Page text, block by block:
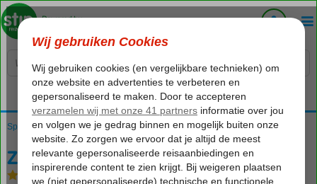
Voelt als thuiskomen...
Spanje Balearen Mallorca Ca'n Picafort Zafiro Mallorca
Zafiro Mallorca
Logies Hotel